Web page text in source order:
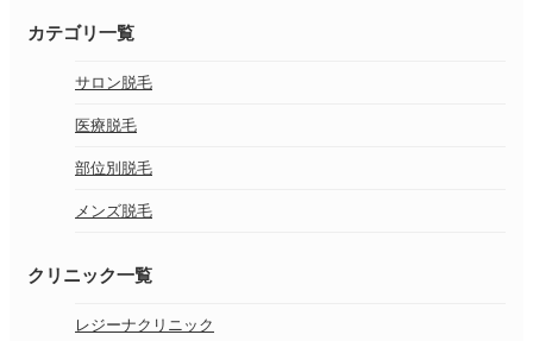
カテゴリ一覧
サロン脱毛
医療脱毛
部位別脱毛
メンズ脱毛
クリニック一覧
レジーナクリニック